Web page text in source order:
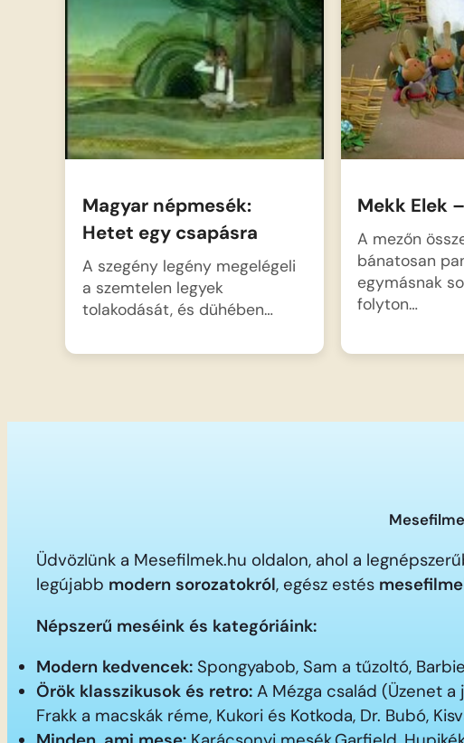
Magyar népmesék:
Hetet egy csapásra
A szegény legény megelégeli
a szemtelen legyek
tolakodását, és dühében…
Mekk Elek
A mezőn
bánatosan
egymásnak
folyton…
Üdvözlünk a Mesefilmek.hu oldalon, ahol a
legújabb modern sorozatokról, egész estés
Népszerű meséink és kategóriáink:
Modern kedvencek: Spongyabob, Sam a tűzoltó,
Örök klasszikusok és retro: A Mézga család (Üzenet a
Frakk a macskák réme, Kukori és Kotkoda, Dr. Bubó,